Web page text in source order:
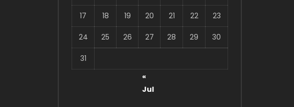
17 18 19 20 21 22 23
24 25 26 27 28 29 30
31
«
Jul